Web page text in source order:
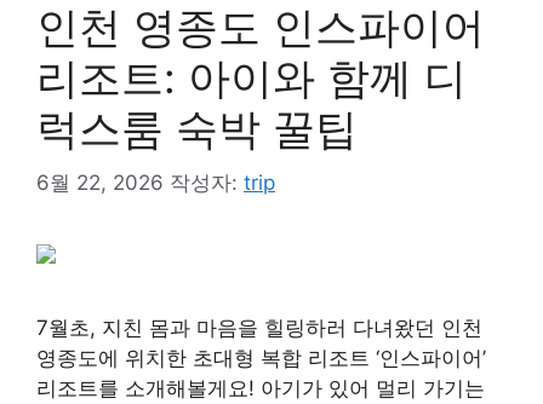
인천 영종도 인스파이어
리조트: 아이와 함께 디
럭스룸 숙박 꿀팁
6월 22, 2026 작성자: trip
7월초, 지친 몸과 마음을 힐링하러 다녀왔던 인천
영종도에 위치한 초대형 복합 리조트 ‘인스파이어’
리조트를 소개해볼게요! 아기가 있어 멀리 가기는